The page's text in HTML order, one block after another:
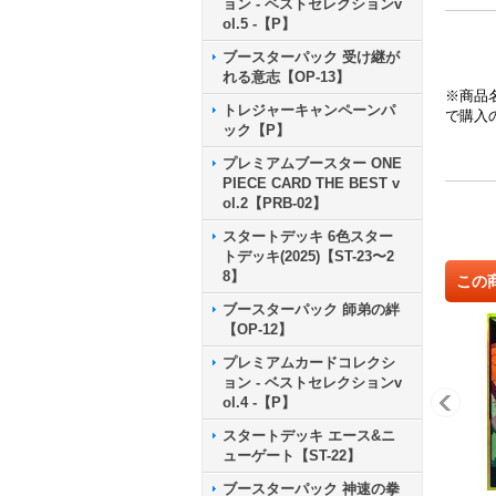
ョン - ベストセレクションv
ol.5 -【P】
ブースターパック 受け継が
れる意志【OP-13】
トレジャーキャンペーンパ
ック【P】
プレミアムブースター ONE
PIECE CARD THE BEST v
ol.2【PRB-02】
スタートデッキ 6色スター
トデッキ(2025)【ST-23〜2
8】
ブースターパック 師弟の絆
【OP-12】
プレミアムカードコレクシ
ョン - ベストセレクションv
ol.4 -【P】
スタートデッキ エース&ニ
ューゲート【ST-22】
ブースターパック 神速の拳
※商品
で購入
この